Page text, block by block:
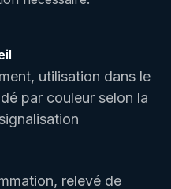
utilisation dans le
par couleur selon la
relevé de